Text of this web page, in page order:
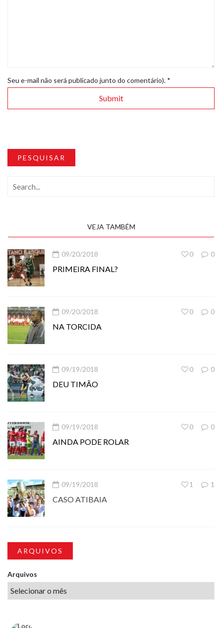
Seu e-mail não será publicado junto do comentário). *
PESQUISAR
VEJA TAMBÉM
09/20/2018 0
0
PRIMEIRA FINAL?
09/20/2018 0
0
NA TORCIDA
09/19/2018 0
0
DEU TIMÃO
09/19/2018 0
0
AINDA PODE ROLAR
09/19/2018 1
1
CASO ATIBAIA
ARQUIVOS
Arquivos